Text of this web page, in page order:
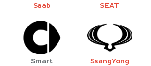
Saab SEAT
Smart SsangYong